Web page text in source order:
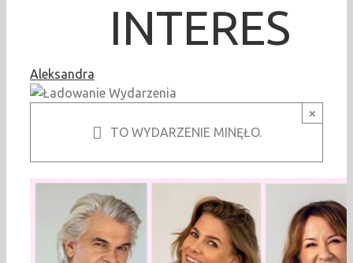
INTERES
Aleksandra
×
TO WYDARZENIE MINĘŁO.